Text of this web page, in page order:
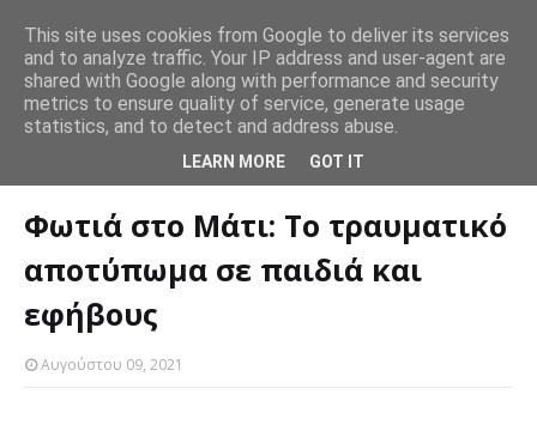
Ο εθελοντισμός και άλλες πράξεις καλοσύνης βοηθούν και
αυτόν που βοηθάει.
SLIDER
Φωτιά στο Μάτι: Το τραυματικό αποτύπωμα
Φωτιά στο Μάτι: Το τραυματικό
αποτύπωμα σε παιδιά και
εφήβους
Αυγούστου 09, 2021
This site uses cookies from Google to deliver its services
and to analyze traffic. Your IP address and user-agent are
shared with Google along with performance and security
metrics to ensure quality of service, generate usage
statistics, and to detect and address abuse.
LEARN MORE GOT IT